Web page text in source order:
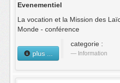
Evenementiel
La vocation et la Mission des
Monde - conférence
plus ...
categorie :
Information